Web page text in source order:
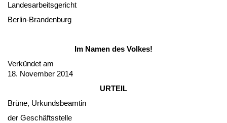
Lan­des­ar­beits­ge­richt
Ber­lin-Bran­den­burg
Im Na­men des Vol­kes!
Verkündet am
18. No­vem­ber 2014
UR­TEIL
Brüne, Ur­kunds­be­am­tin
der Geschäfts­stel­le